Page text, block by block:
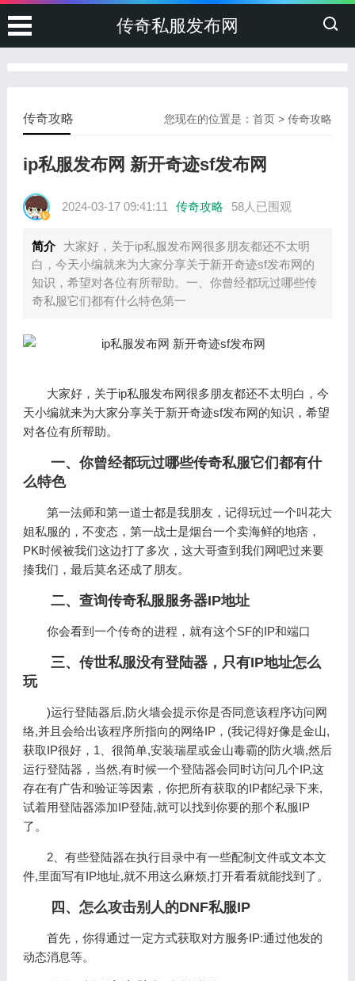
传奇私服发布网
您现在的位置是：首页 >传奇攻略
传奇攻略
ip私服发布网 新开奇迹sf发布网
2024-03-17 09:41:11 传奇攻略 58人已围观
简介
大家好，关于ip私服发布网很多朋友都还不太明
白，今天小编就来为大家分享关于新开奇迹sf发布网的
知识，希望对各位有所帮助。一、你曾经都玩过哪些传
奇私服它们都有什么特色第一
大家好，关于ip私服发布网很多朋友都还不太明白，今
天小编就来为大家分享关于新开奇迹sf发布网的知识，希望
对各位有所帮助。
一、你曾经都玩过哪些传奇私服它们都有什
么特色
第一法师和第一道士都是我朋友，记得玩过一个叫花大
姐私服的，不变态，第一战士是烟台一个卖海鲜的地痞，
PK时候被我们这边打了多次，这大哥查到我们网吧过来要
揍我们，最后莫名还成了朋友。
二、查询传奇私服服务器IP地址
你会看到一个传奇的进程，就有这个SF的IP和端口
三、传世私服没有登陆器，只有IP地址怎么
玩
)运行登陆器后,防火墙会提示你是否同意该程序访问网
络,并且会给出该程序所指向的网络IP，(我记得好像是金山,
获取IP很好，1、很简单,安装瑞星或金山毒霸的防火墙,然后
运行登陆器，当然,有时候一个登陆器会同时访问几个IP,这
存在有广告和验证等因素，你把所有获取的IP都纪录下来,
试着用登陆器添加IP登陆,就可以找到你要的那个私服IP
了。
2、有些登陆器在执行目录中有一些配制文件或文本文
件,里面写有IP地址,就不用这么麻烦,打开看看就能找到了。
四、怎么攻击别人的DNF私服IP
首先，你得通过一定方式获取对方服务IP:通过他发的
动态消息等。